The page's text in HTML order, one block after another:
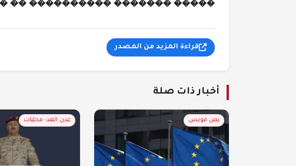
���������� �� ������.
قراءة المزيد من المصدر
أخبار ذات صلة
يمن فويس عدن الغد- محليات